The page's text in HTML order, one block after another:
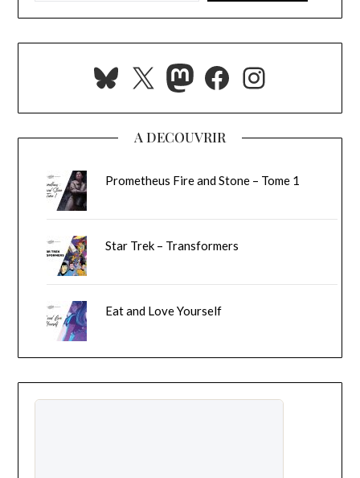
Bluesky
X Mastodon
Facebook
A DECOUVRIR
Prometheus Fire and Stone – Tome 1
Star Trek – Transformers
Eat and Love Yourself